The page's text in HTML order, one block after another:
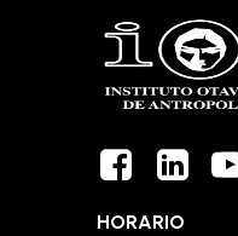
HORARIO